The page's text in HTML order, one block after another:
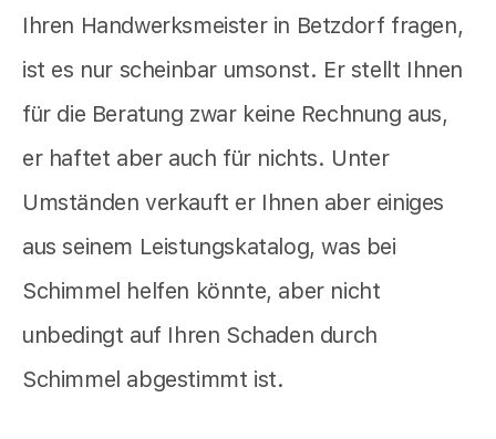
Ihren Handwerksmeister in Betzdorf fragen,
ist es nur scheinbar umsonst. Er stellt Ihnen
für die Beratung zwar keine Rechnung aus,
er haftet aber auch für nichts. Unter
Umständen verkauft er Ihnen aber einiges
aus seinem Leistungskatalog, was bei
Schimmel helfen könnte, aber nicht
unbedingt auf Ihren Schaden durch
Schimmel abgestimmt ist.